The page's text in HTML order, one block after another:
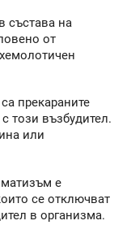
състава на
от
прекараните
този възбудител.
или
е
се отключват
в организма.